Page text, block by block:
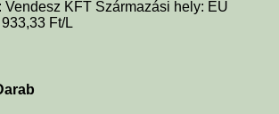
Vendesz KFT Származási hely: EU
Ft/L